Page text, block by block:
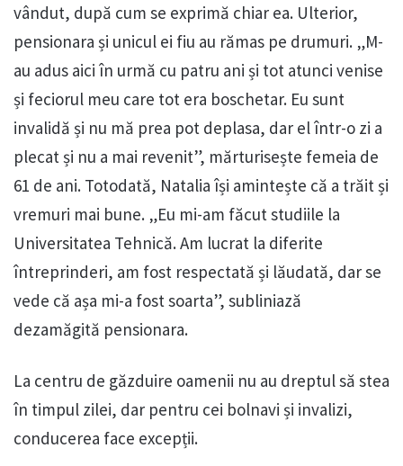
vândut, după cum se exprimă chiar ea. Ulterior,
pensionara și unicul ei fiu au rămas pe drumuri. „M-
au adus aici în urmă cu patru ani și tot atunci venise
și feciorul meu care tot era boschetar. Eu sunt
invalidă și nu mă prea pot deplasa, dar el într-o zi a
plecat și nu a mai revenit”, mărturisește femeia de
61 de ani. Totodată, Natalia își amintește că a trăit și
vremuri mai bune. „Eu mi-am făcut studiile la
Universitatea Tehnică. Am lucrat la diferite
întreprinderi, am fost respectată și lăudată, dar se
vede că așa mi-a fost soarta”, subliniază
dezamăgită pensionara.
La centru de găzduire oamenii nu au dreptul să stea
în timpul zilei, dar pentru cei bolnavi și invalizi,
conducerea face excepții.